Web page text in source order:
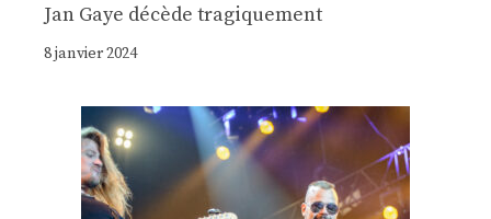
Jan Gaye décède tragiquement
8 janvier 2024